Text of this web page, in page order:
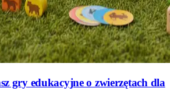
gry edukacyjne o zwierzętach dla